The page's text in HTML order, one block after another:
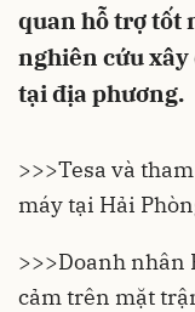
quan hỗ trợ tốt
nghiên cứu
tại địa phương.
>>>Tesa và
máy tại Hải
>>>Doanh nhân
cảm trên mặt